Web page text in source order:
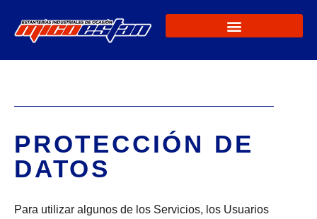
PROTECCIÓN DE
DATOS
Para utilizar algunos de los Servicios, los Usuarios